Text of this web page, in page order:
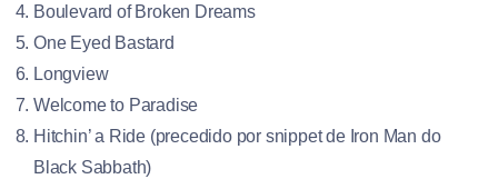
Boulevard of Broken Dreams
One Eyed Bastard
Longview
Welcome to Paradise
Hitchin’ a Ride (precedido por snippet de Iron Man do
Black Sabbath)